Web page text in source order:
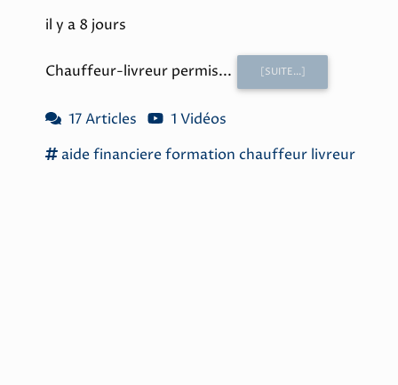
il y a 8 jours
Chauffeur-livreur permis... [SUITE...]
17 Articles
1 Vidéos
aide financiereformation chauffeur livreur